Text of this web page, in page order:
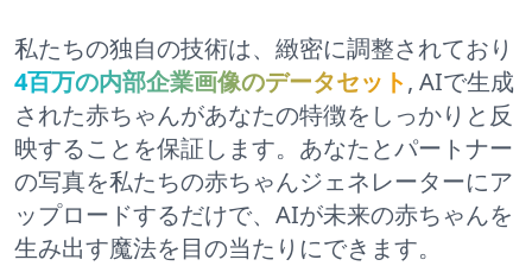
私たちの独自の技術は、緻密に調整されており
4百万の内部企業画像のデータセット, AIで生成
された赤ちゃんがあなたの特徴をしっかりと反
映することを保証します。あなたとパートナー
の写真を私たちの赤ちゃんジェネレーターにア
ップロードするだけで、AIが未来の赤ちゃんを
生み出す魔法を目の当たりにできます。